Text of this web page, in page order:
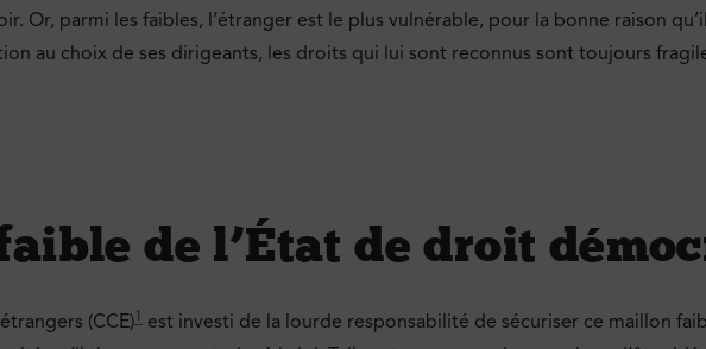
Or, parmi les faibles, l’étranger est le plus vulnérable, pour la bonne raison
au choix de ses dirigeants, les droits qui lui sont reconnus sont toujours
de l’État de droit
(CCE)1 est investi de la lourde responsabilité de sécuriser ce maillon